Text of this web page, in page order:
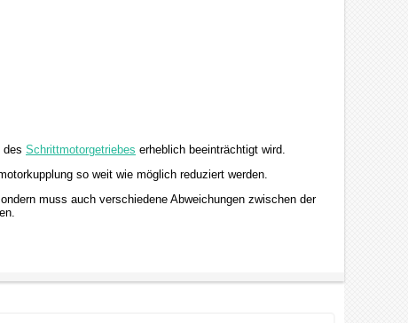
des Schrittmotorgetriebes erheblich beeinträchtigt wird.
so weit wie möglich reduziert werden.
muss auch verschiedene Abweichungen zwischen der